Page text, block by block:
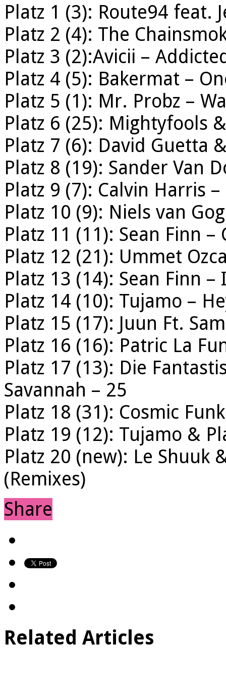
Platz 1 (3): Route94 feat.
Platz 2 (4): The
Platz 3 (2):Avicii –
Platz 4 (5): Bakermat –
Platz 5 (1): Mr. Probz –
Platz 6 (25): Mightyfools
Platz 7 (6): David Guetta
Platz 8 (19): Sander Van
Platz 9 (7): Calvin Harris
Platz 10 (9): Niels van
Platz 11 (11): Sean Finn –
Platz 12 (21): Ummet
Platz 13 (14): Sean Finn
Platz 14 (10): Tujamo –
Platz 15 (17): Juun Ft.
Platz 16 (16): Patric La
Platz 17 (13): Die
Savannah – 25
Platz 18 (31): Cosmic
Platz 19 (12): Tujamo &
Platz 20 (new): Le Shuuk
(Remixes)
Share
Related Articles